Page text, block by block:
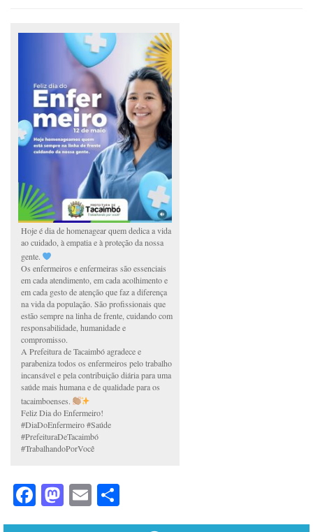
Hoje é dia de homenagear quem dedica a vida
ao cuidado, à empatia e à proteção da nossa
gente.
Os enfermeiros e enfermeiras são essenciais
em cada atendimento, em cada acolhimento e
em cada gesto de atenção que faz a diferença
na vida da população. São profissionais que
estão sempre na linha de frente, cuidando com
responsabilidade, humanidade e
compromisso.
A Prefeitura de Tacaimbó agradece e
parabeniza todos os enfermeiros pelo trabalho
incansável e pela contribuição diária para uma
saúde mais humana e de qualidade para os
tacaimboenses.
Feliz Dia do Enfermeiro!
#DiaDoEnfermeiro #Saúde
#PrefeituraDeTacaimbó
#TrabalhandoPorVocê
Facebook
Mastodon
Email